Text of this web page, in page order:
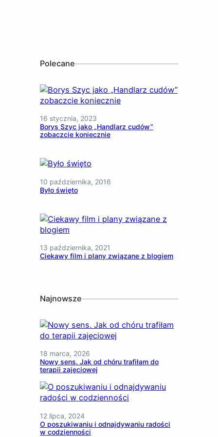
Polecane
16 stycznia, 2023
Borys Szyc jako „Handlarz cudów”
zobaczcie koniecznie
10 października, 2016
Było święto
13 października, 2021
Ciekawy film i plany związane z blogiem
Najnowsze
18 marca, 2026
Nowy sens. Jak od chóru trafiłam do
terapii zajęciowej
12 lipca, 2024
O poszukiwaniu i odnajdywaniu radości
w codzienności